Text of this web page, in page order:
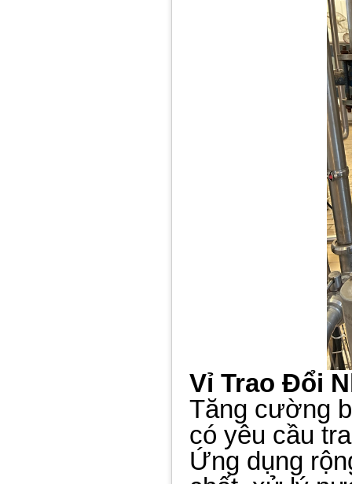
Vỉ Trao Đổi
Tăng cường
có yêu cầu
Ứng dụng